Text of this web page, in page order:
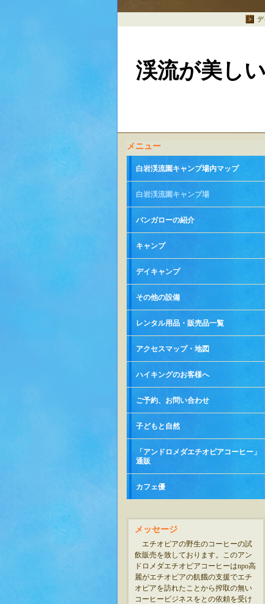
デ
渓流が美し
メニュー
白岩渓流園キャンプ場内マップ
白岩渓流園キャンプ場
バンガローの紹介
キャンプ
デイキャンプ
その他の設備
レンタル用品・販売品一覧
アクセスマップ・地図
ハイキングのお客様へ
ご予約、お問い合わせ
子どもと自然
「アンドロメダエチオピアコーヒー」
通販
カフェ優
メッセージ
エチオピアの野生のコーヒーの試
飲販売を致しております。このアン
ドロメダエチオピアコーヒーはnpo高
麗がエチオピアの飢餓の支援でエチ
オピアを訪れたことから搾取の無い
コーヒービジネスをとの依頼を受け